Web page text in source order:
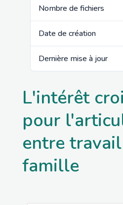
Nombre de fichiers
Date de création
Dernière mise à jour
L'intérêt
pour
entre
famille